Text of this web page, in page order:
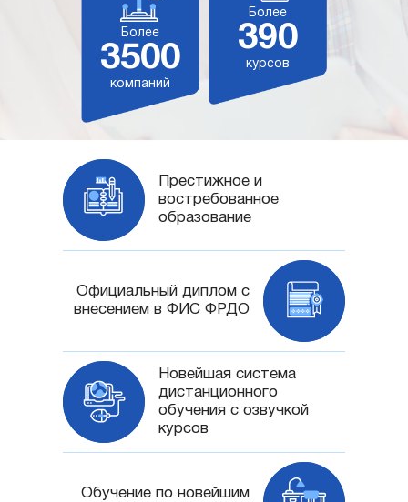
Более
3500
компаний
Более
390
курсов
Престижное и
востребованное
образование
Официальный диплом с
внесением в ФИС ФРДО
Новейшая система
дистанционного
обучения с озвучкой
курсов
Обучение по новейшим